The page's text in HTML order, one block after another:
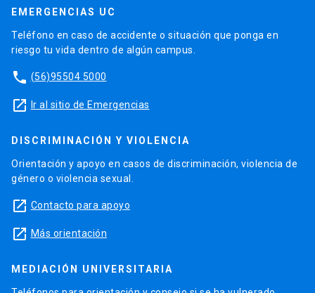
EMERGENCIAS UC
Teléfono en caso de accidente o situación que ponga en
riesgo tu vida dentro de algún campus.
phone (56)95504 5000
launch Ir al sitio de Emergencias
DISCRIMINACIÓN Y VIOLENCIA
Orientación y apoyo en casos de discriminación, violencia de
género o violencia sexual.
launch Contacto para apoyo
launch Más orientación
MEDIACIÓN UNIVERSITARIA